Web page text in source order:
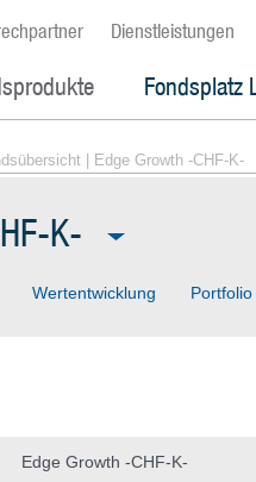
Dienstleistungen
Fondsplatz
| Edge Growth -CHF-K-
K-
Wertentwicklung Portfolio
Edge Growth -CHF-K-